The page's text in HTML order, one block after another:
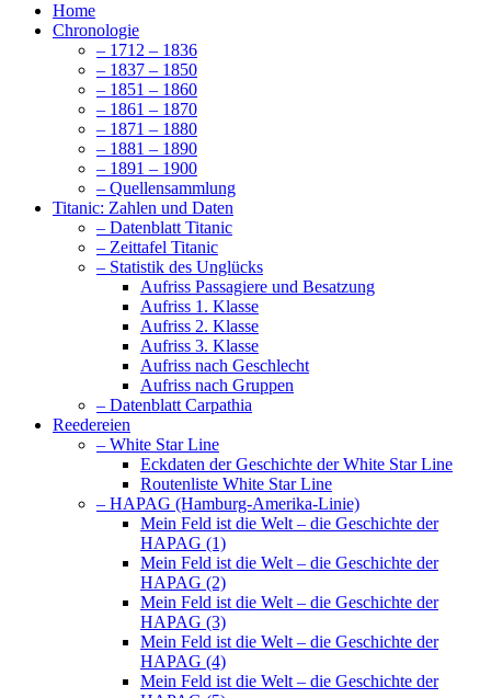
Home
Chronologie
– 1712 – 1836
– 1837 – 1850
– 1851 – 1860
– 1861 – 1870
– 1871 – 1880
– 1881 – 1890
– 1891 – 1900
– Quellensammlung
Titanic: Zahlen und Daten
– Datenblatt Titanic
– Zeittafel Titanic
– Statistik des Unglücks
Aufriss Passagiere und Besatzung
Aufriss 1. Klasse
Aufriss 2. Klasse
Aufriss 3. Klasse
Aufriss nach Geschlecht
Aufriss nach Gruppen
– Datenblatt Carpathia
Reedereien
– White Star Line
Eckdaten der Geschichte der White Star Line
Routenliste White Star Line
– HAPAG (Hamburg-Amerika-Linie)
Mein Feld ist die Welt – die Geschichte der
HAPAG (1)
Mein Feld ist die Welt – die Geschichte der
HAPAG (2)
Mein Feld ist die Welt – die Geschichte der
HAPAG (3)
Mein Feld ist die Welt – die Geschichte der
HAPAG (4)
Mein Feld ist die Welt – die Geschichte der